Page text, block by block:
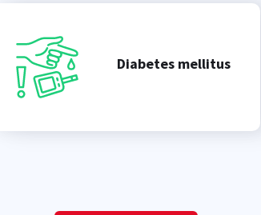
Diabetes mellitus